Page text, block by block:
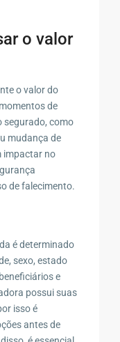
o valor
o valor do
de
segurado, como
mudança de
impactar no
de falecimento.
é determinado
sexo, estado
e
possui suas
isso é
antes de